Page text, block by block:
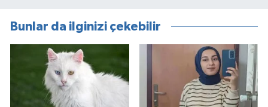
Bunlar da ilginizi çekebilir